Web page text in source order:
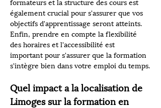
formateurs et la structure des cours est
également crucial pour s'assurer que vos
objectifs d'apprentissage seront atteints.
Enfin, prendre en compte la flexibilité
des horaires et l'accessibilité est
important pour s'assurer que la formation
s'intègre bien dans votre emploi du temps.
Quel impact a la localisation de
Limoges sur la formation en